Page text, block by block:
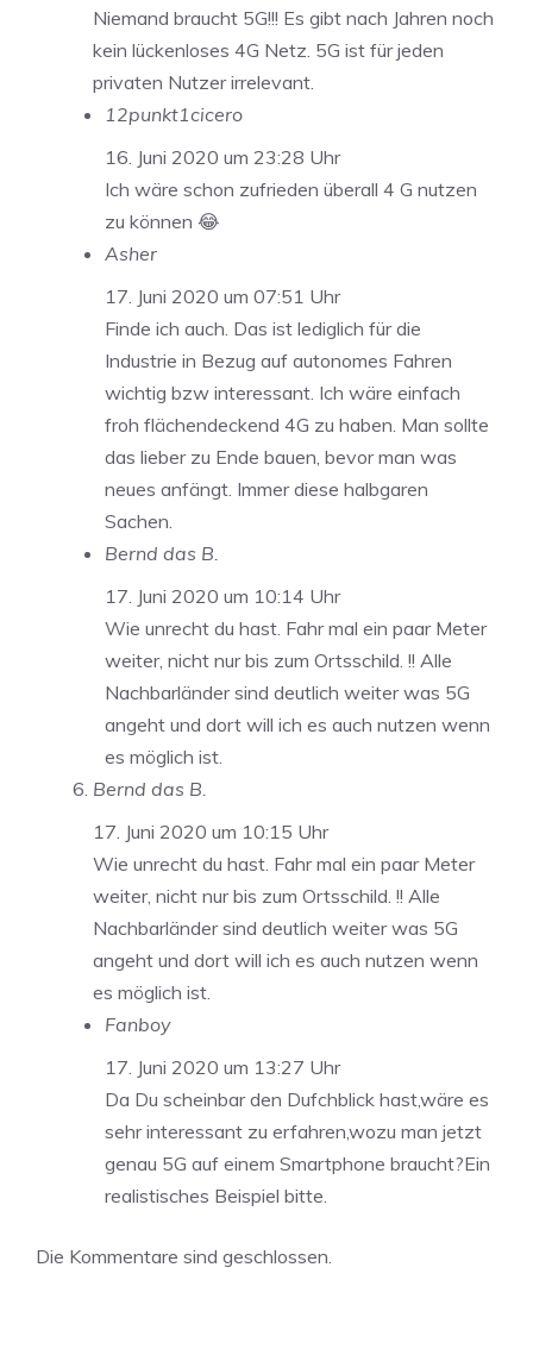
Niemand braucht 5G!!! Es gibt nach Jahren noch
kein lückenloses 4G Netz. 5G ist für jeden
privaten Nutzer irrelevant.
12punkt1cicero
16. Juni 2020 um 23:28 Uhr
Ich wäre schon zufrieden überall 4 G nutzen
zu können 😂
Asher
17. Juni 2020 um 07:51 Uhr
Finde ich auch. Das ist lediglich für die
Industrie in Bezug auf autonomes Fahren
wichtig bzw interessant. Ich wäre einfach
froh flächendeckend 4G zu haben. Man sollte
das lieber zu Ende bauen, bevor man was
neues anfängt. Immer diese halbgaren
Sachen.
Bernd das B.
17. Juni 2020 um 10:14 Uhr
Wie unrecht du hast. Fahr mal ein paar Meter
weiter, nicht nur bis zum Ortsschild. !! Alle
Nachbarländer sind deutlich weiter was 5G
angeht und dort will ich es auch nutzen wenn
es möglich ist.
Bernd das B.
17. Juni 2020 um 10:15 Uhr
Wie unrecht du hast. Fahr mal ein paar Meter
weiter, nicht nur bis zum Ortsschild. !! Alle
Nachbarländer sind deutlich weiter was 5G
angeht und dort will ich es auch nutzen wenn
es möglich ist.
Fanboy
17. Juni 2020 um 13:27 Uhr
Da Du scheinbar den Dufchblick hast,wäre es
sehr interessant zu erfahren,wozu man jetzt
genau 5G auf einem Smartphone braucht?Ein
realistisches Beispiel bitte.
Die Kommentare sind geschlossen.